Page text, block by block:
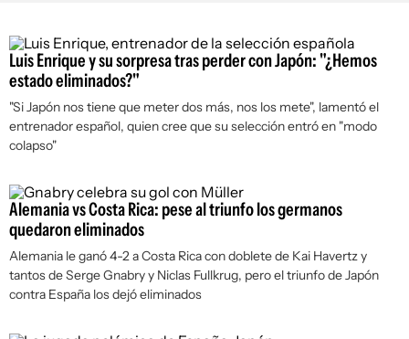
Luis Enrique y su sorpresa tras perder con Japón: "¿Hemos
estado eliminados?"
"Si Japón nos tiene que meter dos más, nos los mete", lamentó el
entrenador español, quien cree que su selección entró en "modo
colapso"
Alemania vs Costa Rica: pese al triunfo los germanos
quedaron eliminados
Alemania le ganó 4-2 a Costa Rica con doblete de Kai Havertz y
tantos de Serge Gnabry y Niclas Fullkrug, pero el triunfo de Japón
contra España los dejó eliminados